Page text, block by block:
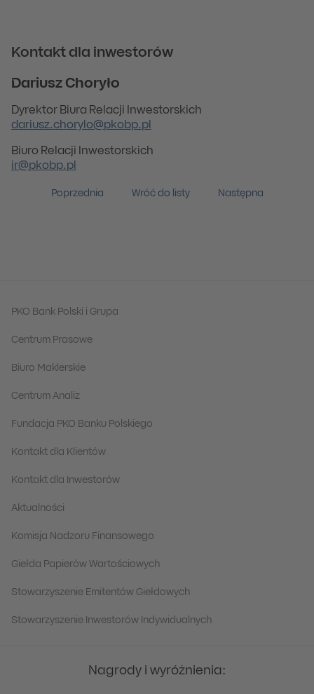
Kontakt dla inwestorów
Dariusz Choryło
Dyrektor Biura Relacji Inwestorskich
dariusz.chorylo@pkobp.pl
Biuro Relacji Inwestorskich
ir@pkobp.pl
Poprzednia Wróć do listy Następna
PKO Bank Polski i Grupa
Centrum Prasowe
Biuro Maklerskie
Centrum Analiz
Fundacja PKO Banku Polskiego
Kontakt dla Klientów
Kontakt dla Inwestorów
Aktualności
Komisja Nadzoru Finansowego
Giełda Papierów Wartościowych
Stowarzyszenie Emitentów Giełdowych
Stowarzyszenie Inwestorów Indywidualnych
Nagrody i wyróżnienia: